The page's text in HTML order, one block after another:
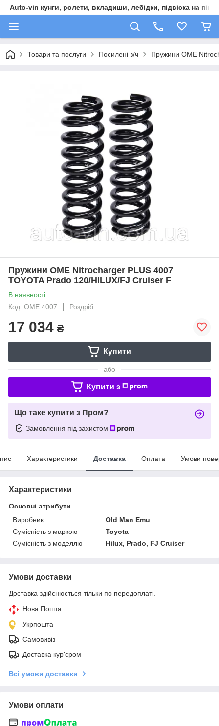
Auto-vin кунги, ролети, вкладиши, лебідки, підвіска на пікап
Товари та послуги Посилені з/ч Пружини OME
Пружини OME Nitrocharger PLUS 4007
TOYOTA Prado 120/HILUX/FJ Cruiser F
В наявності
Код: OME 4007
Роздріб
17 034 ₴
Купити
або
Купити з
Що таке купити з Пром?
Замовлення під захистом
Характеристики Доставка Оплата Умови
Характеристики
Основні атрибути
Виробник
Old Man Emu
Сумісність з маркою
Toyota
Сумісність з моделлю
Hilux, Prado, FJ Cruiser
Умови доставки
Доставка здійснюється тільки по передоплаті.
Нова Пошта
Укрпошта
Самовивіз
Доставка кур'єром
Всі умови доставки
Умови оплати